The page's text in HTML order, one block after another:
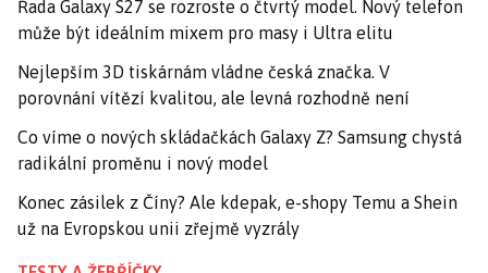
Řada Galaxy S27 se rozroste o čtvrtý model. Nový telefon
může být ideálním mixem pro masy i Ultra elitu
Nejlepším 3D tiskárnám vládne česká značka. V
porovnání vítězí kvalitou, ale levná rozhodně není
Co víme o nových skládačkách Galaxy Z? Samsung chystá
radikální proměnu i nový model
Konec zásilek z Číny? Ale kdepak, e-shopy Temu a Shein
už na Evropskou unii zřejmě vyzrály